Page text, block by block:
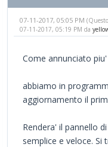
07-11-2017, 05:05 PM
07-11-2017, 05:19 PM da
Come annunciato
abbiamo in
aggiornamento il
Rendera' il pannello
semplice e veloce. Si